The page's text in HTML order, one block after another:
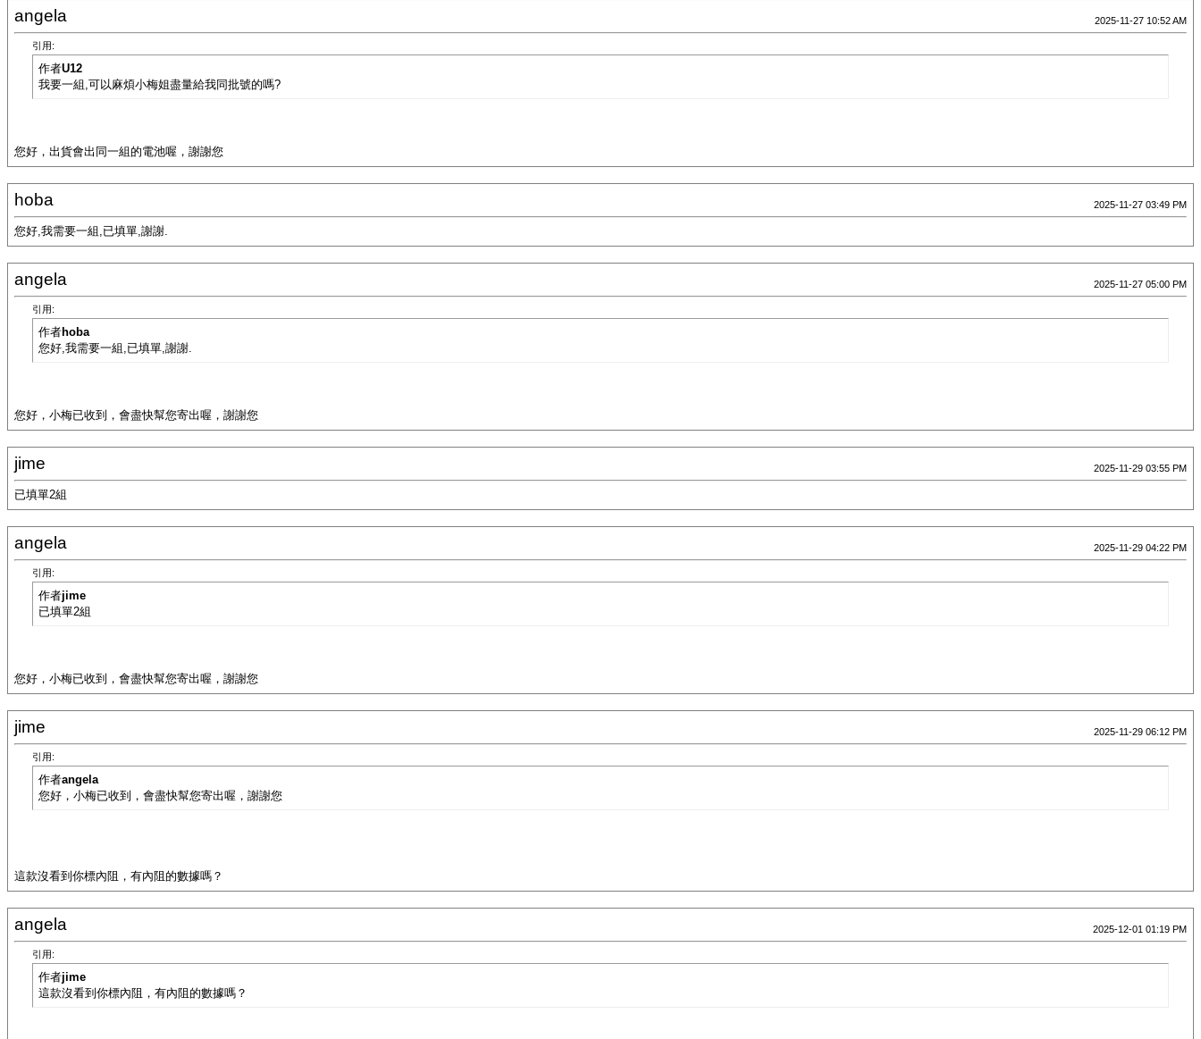
angela 2025-11-27 10:52 AM
引用:
作者U12
我要一組,可以麻煩小梅姐盡量給我同批號的嗎?
您好，出貨會出同一組的電池喔，謝謝您
hoba 2025-11-27 03:49 PM
您好,我需要一組,已填單,謝謝.
angela 2025-11-27 05:00 PM
引用:
作者hoba
您好,我需要一組,已填單,謝謝.
您好，小梅已收到，會盡快幫您寄出喔，謝謝您
jime 2025-11-29 03:55 PM
已填單2組
angela 2025-11-29 04:22 PM
引用:
作者jime
已填單2組
您好，小梅已收到，會盡快幫您寄出喔，謝謝您
jime 2025-11-29 06:12 PM
引用:
作者angela
您好，小梅已收到，會盡快幫您寄出喔，謝謝您
這款沒看到你標內阻，有內阻的數據嗎？
angela 2025-12-01 01:19 PM
引用:
作者jime
這款沒看到你標內阻，有內阻的數據嗎？